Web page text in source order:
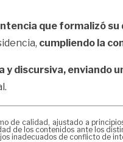
que formalizó
cumpliendo la
discursiva, enviando
de calidad, ajustado a
de los contenidos ante los
inadecuados de conflicto de